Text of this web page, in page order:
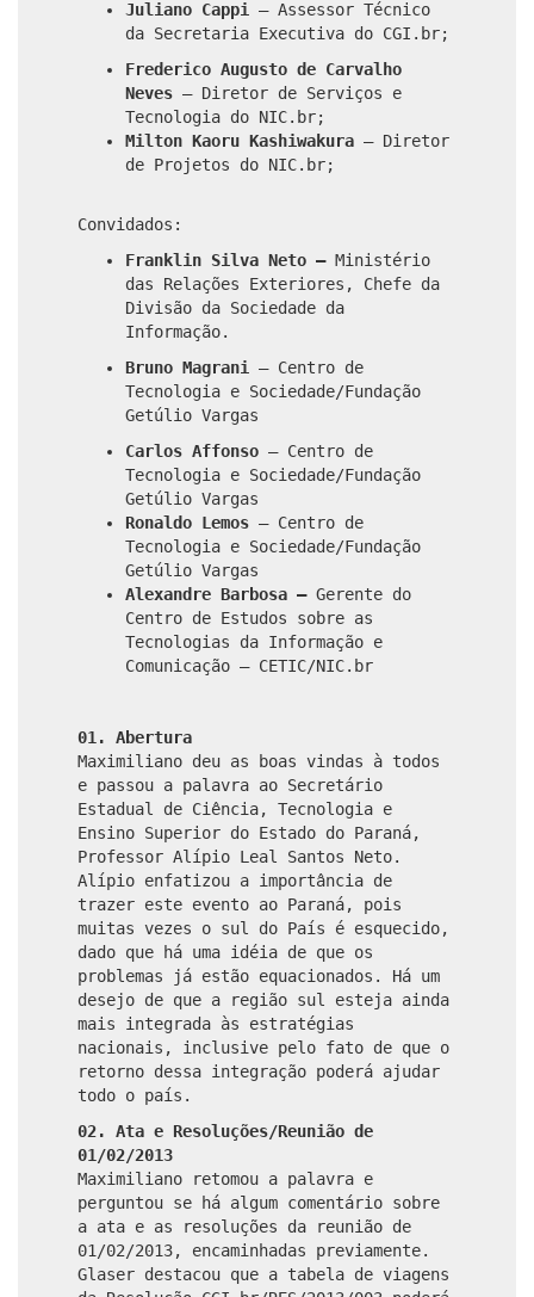
Juliano Cappi – Assessor Técnico
da Secretaria Executiva do CGI.br;
Frederico Augusto de Carvalho
Neves – Diretor de Serviços e
Tecnologia do NIC.br;
Milton Kaoru Kashiwakura – Diretor
de Projetos do NIC.br;
Convidados:
Franklin Silva Neto – Ministério
das Relações Exteriores, Chefe da
Divisão da Sociedade da
Informação.
Bruno Magrani – Centro de
Tecnologia e Sociedade/Fundação
Getúlio Vargas
Carlos Affonso – Centro de
Tecnologia e Sociedade/Fundação
Getúlio Vargas
Ronaldo Lemos – Centro de
Tecnologia e Sociedade/Fundação
Getúlio Vargas
Alexandre Barbosa – Gerente do
Centro de Estudos sobre as
Tecnologias da Informação e
Comunicação – CETIC/NIC.br
01. Abertura
Maximiliano deu as boas vindas à todos
e passou a palavra ao Secretário
Estadual de Ciência, Tecnologia e
Ensino Superior do Estado do Paraná,
Professor Alípio Leal Santos Neto.
Alípio enfatizou a importância de
trazer este evento ao Paraná, pois
muitas vezes o sul do País é esquecido,
dado que há uma idéia de que os
problemas já estão equacionados. Há um
desejo de que a região sul esteja ainda
mais integrada às estratégias
nacionais, inclusive pelo fato de que o
retorno dessa integração poderá ajudar
todo o país.
02. Ata e Resoluções/Reunião de
01/02/2013
Maximiliano retomou a palavra e
perguntou se há algum comentário sobre
a ata e as resoluções da reunião de
01/02/2013, encaminhadas previamente.
Glaser destacou que a tabela de viagens